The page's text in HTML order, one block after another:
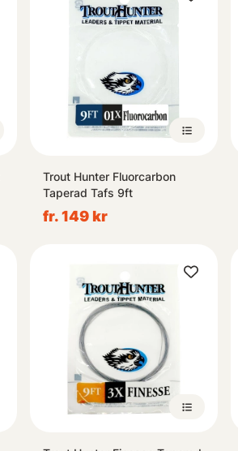
Trout Hunter Fluorcarbon
Taperad Tafs 9ft
fr. 149 kr